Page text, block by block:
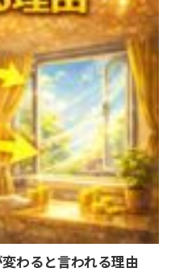
わると言われる理由